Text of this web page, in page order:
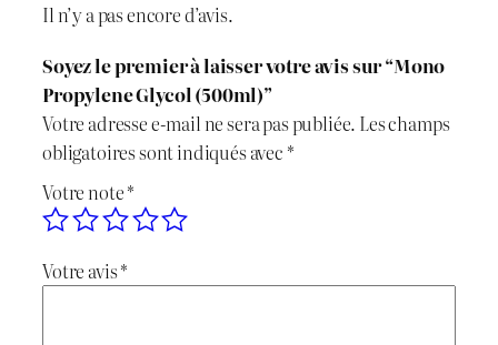
d
M
o
n
o
P
r
p
Il n’y a pas encore d’avis.
Soyez le premier à laisser votre avis sur “Mono
Propylene Glycol (500ml)”
Votre adresse e-mail ne sera pas publiée. Les champs
obligatoires sont indiqués avec *
Votre note*
Votre avis*